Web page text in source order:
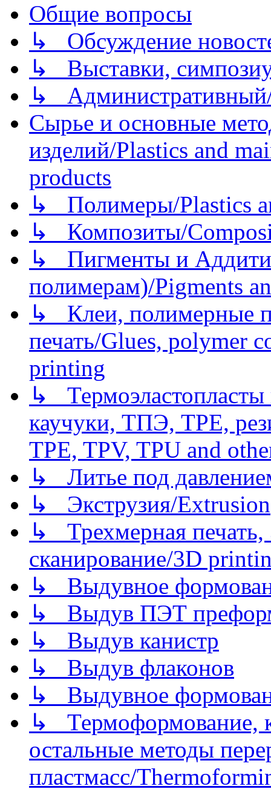
Общие вопросы
↳ Обсуждение
↳ Выставки,
↳
Сырье и основные
изделий/Plastics and
products
↳ Полимеры/Plastics
↳ Композиты/
↳ Пигменты и
полимерам)/Pigments
↳ Клеи, полимерные
печать/Glues, polymer
printing
↳
каучуки, ТПЭ, TPE,
TPE, TPV, TPU and
↳ Литье под
↳ Экструзия/Extrusion
↳ Трехмерная
сканирование/3D
↳ Выдувное
↳ Выдув ПЭТ
↳ Выдув канистр
↳ Выдув флаконов
↳ Выдувное
↳ Термоформование,
остальные методы
пластмасс/